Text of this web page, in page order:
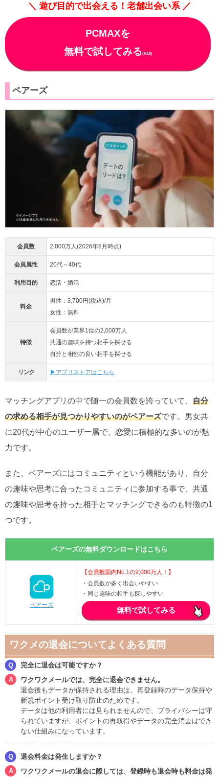
＼ 遊び目的で出会える！老舗出会い系 ／
PCMAXを
無料で試してみる(R18)
ペアーズ
会員数 2,000万人(2026年8月時点)
会員属性 20代～40代
利用目的 恋活・婚活
料金
男性：3,700円(税込)/月
女性：無料
特徴
会員数が業界1位の2,000万人
共通の趣味を持つ相手を探せる
自分と相性の良い相手を探せる
リンク ▶アプリストアはこちら
マッチングアプリの中で随一の会員数を誇っていて、 自分
の求める相手が見つかりやすいのがペアーズです。男女共
に20代が中心のユーザー層で、恋愛に積極的な多いのが魅
力です。
また、ペアーズにはコミュニティという機能があり、自分
の趣味や思考に合ったコミュニティに参加する事で、共通
の趣味や思考を持った相手とマッチングできるのも特徴の1
つです。
ペアーズの無料ダウンロードはこちら
ペアーズ
【会員数国内No.1の2,000万人！】
・会員数が多く出会いやすい
・同じ趣味の相手も探しやすい
無料で試してみる
ワクメの退会についてよくある質問
完全に退会は可能ですか？
ワクワクメールでは、完全に退会できません。
退会後もデータが保持される理由は、再登録時のデータ保持や
新規ポイント受け取り防止のためです。
データは他の利用者には見られませんので、プライバシーは守
られていますが、ポイントの再取得やデータの完全消去はでき
ない仕組みになっています。
退会料金は発生しますか？
ワクワクメールの退会に際しては、登録時も退会時も料金は発